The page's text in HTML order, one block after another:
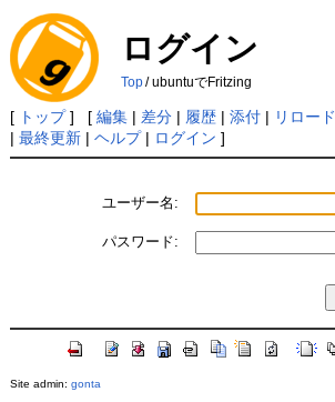
ログイン
Top/ ubuntuでFritzing
[ トップ] [ 編集| 差分| 履歴| 添付| リロード
| 最終更新| ヘルプ| ログイン ]
ユーザー名:
パスワード:
Site admin: gonta